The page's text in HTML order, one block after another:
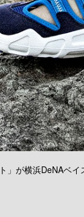
」が横浜DeNAベ